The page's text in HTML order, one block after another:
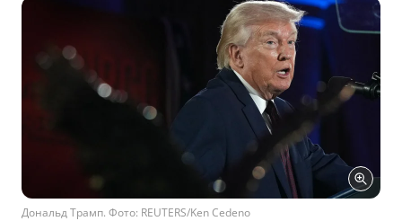
Дональд Трамп. Фото: REUTERS/Ken Cedeno